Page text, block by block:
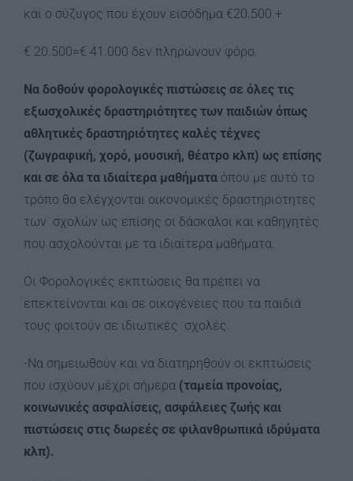
και ο σύζυγος που έχουν εισόδημα €20.500 +
€ 20.500=€ 41.000 δεν πληρώνουν φόρο.
Να δοθούν φορολογικές πιστώσεις σε όλες τις
εξωσχολικές δραστηριότητες των παιδιών όπως
αθλητικές δραστηριότητες καλές τέχνες
(ζωγραφική, χορό, μουσική, θέατρο κλπ) ως επίσης
και σε όλα τα ιδιαίτερα μαθήματα όπου με αυτό το
τρόπο θα ελέγχονται οικονομικές δραστηριότητες
των σχολών ως επίσης οι δάσκαλοι και καθηγητές
που ασχολούνται με τα ιδιαίτερα μαθήματα.
Οι Φορολογικές εκπτώσεις θα πρέπει να
επεκτείνονται και σε οικογένειες που τα παιδιά
τους φοιτούν σε ιδιωτικές σχολές.
-Να σημειωθούν και να διατηρηθούν οι εκπτώσεις
που ισχύουν μέχρι σήμερα (ταμεία προνοίας,
κοινωνικές ασφαλίσεις, ασφάλειες ζωής και
πιστώσεις στις δωρεές σε φιλανθρωπικά ιδρύματα
κλπ).